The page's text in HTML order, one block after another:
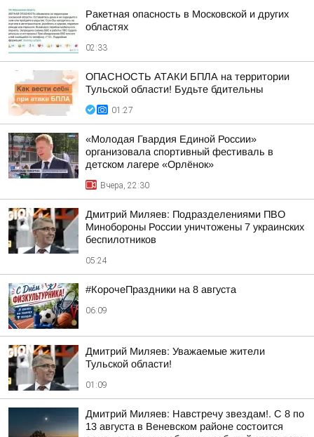
Ракетная опасность в Московской и других
областях
02:33
ОПАСНОСТЬ АТАКИ БПЛА на территории
Тульской области! Будьте бдительны
01:27
«Молодая Гвардия Единой России»
организовала спортивный фестиваль в
детском лагере «Орлёнок»
Вчера, 22:30
Дмитрий Миляев: Подразделениями ПВО
Минобороны России уничтожены 7 украинских
беспилотников
05:24
#КорочеПраздники на 8 августа
06:09
Дмитрий Миляев: Уважаемые жители
Тульской области!
01:09
Дмитрий Миляев: Навстречу звездам!. С 8 по
13 августа в Веневском районе состоится